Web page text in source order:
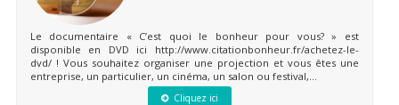
Le documentaire « C’est quoi le bonheur pour vous? » est
disponible en DVD ici http://www.citationbonheur.fr/achetez-le-
dvd/ ! Vous souhaitez organiser une projection et vous êtes une
entreprise, un particulier, un cinéma, un salon ou festival,...
Cliquez ici